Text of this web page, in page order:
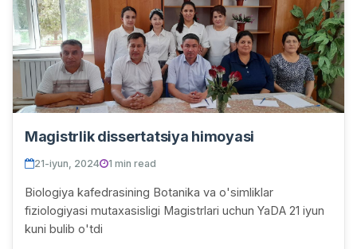
Magistrlik dissertatsiya himoyasi
21-iyun, 2024 1 min read
Biologiya kafedrasining Botanika va o'simliklar
fiziologiyasi mutaxasisligi Magistrlari uchun YaDA 21 iyun
kuni bulib o'tdi